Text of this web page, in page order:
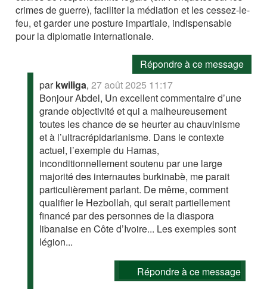
crimes de guerre), faciliter la médiation et les cessez-le-
feu, et garder une posture impartiale, indispensable
pour la diplomatie internationale.
Répondre à ce message
parkwiliga,27 août 2025 11:17
Bonjour Abdel, Un excellent commentaire d’une
grande objectivité et qui a malheureusement
toutes les chance de se heurter au chauvinisme
et à l’ultracrépidarianisme. Dans le contexte
actuel, l’exemple du Hamas,
inconditionnellement soutenu par une large
majorité des internautes burkinabè, me parait
particulièrement parlant. De même, comment
qualifier le Hezbollah, qui serait partiellement
financé par des personnes de la diaspora
libanaise en Côte d’Ivoire... Les exemples sont
légion...
Répondre à ce message